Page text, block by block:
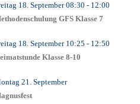
18. September08:30 - 12:00
GFS Klasse 7
18. September10:25 - 12:50
Klasse 8-10
21. September